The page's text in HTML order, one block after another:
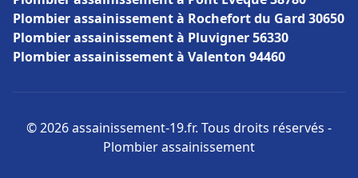
Plombier assainissement à Rochefort du Gard 30650
Plombier assainissement à Pluvigner 56330
Plombier assainissement à Valenton 94460
© 2026 assainissement-19.fr. Tous droits réservés -
Plombier assainissement